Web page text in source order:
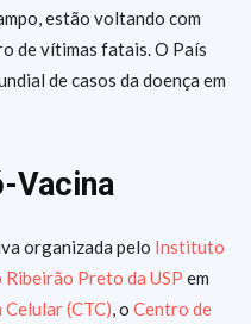
estão voltando com
de vítimas fatais. O País
de casos da doença em
Vacina
organizada pelo Instituto
Preto da USP em
(CTC), o Centro de